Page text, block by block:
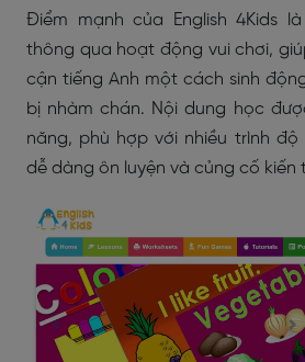
Điểm mạnh của English 4Kids
thông qua hoạt động vui chơi,
cận tiếng Anh một cách sinh
bị nhàm chán. Nội dung học
năng, phù hợp với nhiều trình
dễ dàng ôn luyện và củng cố kiến